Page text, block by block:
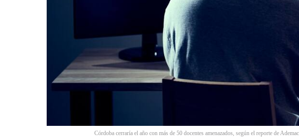
Córdoba cerraría el año con más de 50 docentes amenazados, según el reporte de